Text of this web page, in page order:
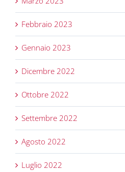
Febbraio 2023
Gennaio 2023
Dicembre 2022
Ottobre 2022
Settembre 2022
Agosto 2022
Luglio 2022